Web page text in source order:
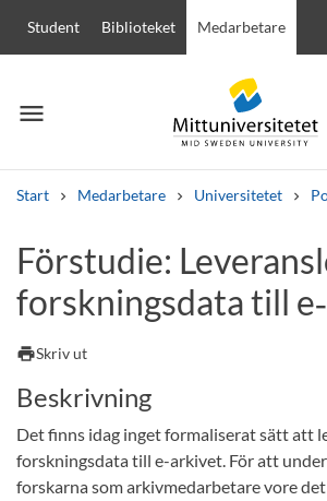
Student Biblioteket Medarbetare
menu
Meny
Start Medarbetare Universitetet
Andra söktjänster
Kurser och programKursplaner
Förstudie:
forskningsdata till
printSkriv ut
Beskrivning
Det finns idag inget formaliserat sätt att
forskningsdata till e-arkivet. För att
forskarna som arkivmedarbetare vore